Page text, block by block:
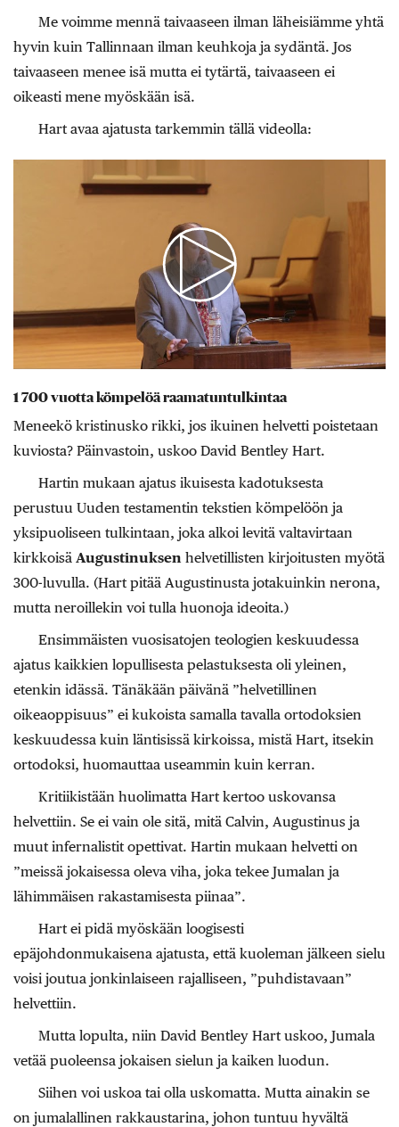
Me voimme mennä taivaaseen ilman läheisiämme yhtä
hyvin kuin Tallinnaan ilman keuhkoja ja sydäntä. Jos
taivaaseen menee isä mutta ei tytärtä, taivaaseen ei
oikeasti mene myöskään isä.
Hart avaa ajatusta tarkemmin tällä videolla:
1 700 vuotta kömpelöä raamatuntulkintaa
Meneekö kristinusko rikki, jos ikuinen helvetti poistetaan
kuviosta? Päinvastoin, uskoo David Bentley Hart.
Hartin mukaan ajatus ikuisesta kadotuksesta
perustuu Uuden testamentin tekstien kömpelöön ja
yksipuoliseen tulkintaan, joka alkoi levitä valtavirtaan
kirkkoisä Augustinuksen helvetillisten kirjoitusten myötä
300-luvulla. (Hart pitää Augustinusta jotakuinkin nerona,
mutta neroillekin voi tulla huonoja ideoita.)
Ensimmäisten vuosisatojen teologien keskuudessa
ajatus kaikkien lopullisesta pelastuksesta oli yleinen,
etenkin idässä. Tänäkään päivänä ”helvetillinen
oikeaoppisuus” ei kukoista samalla tavalla ortodoksien
keskuudessa kuin läntisissä kirkoissa, mistä Hart, itsekin
ortodoksi, huomauttaa useammin kuin kerran.
Kritiikistään huolimatta Hart kertoo uskovansa
helvettiin. Se ei vain ole sitä, mitä Calvin, Augustinus ja
muut infernalistit opettivat. Hartin mukaan helvetti on
”meissä jokaisessa oleva viha, joka tekee Jumalan ja
lähimmäisen rakastamisesta piinaa”.
Hart ei pidä myöskään loogisesti
epäjohdonmukaisena ajatusta, että kuoleman jälkeen sielu
voisi joutua jonkinlaiseen rajalliseen, ”puhdistavaan”
helvettiin.
Mutta lopulta, niin David Bentley Hart uskoo, Jumala
vetää puoleensa jokaisen sielun ja kaiken luodun.
Siihen voi uskoa tai olla uskomatta. Mutta ainakin se
on jumalallinen rakkaustarina, johon tuntuu hyvältä